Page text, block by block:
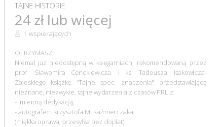
TAJNE HISTORIE
24 zł lub więcej
1 wspierających
OTRZYMASZ:
Niemal już niedostępną w księgarniach, rekomendowaną przez
prof. Sławomira Cenckiewicza i ks. Tadeusza Isakowicza-
Zaleskiego książkę "Tajne spec. znaczenia" przedstawiającą
nieznane, niezwykłe, tajne wydarzenia z czasów PRL z:
- imienną dedykacją,
- autografem Krzysztofa M. Kaźmierczaka
(miękka oprawa, przesyłka bez dopłat)